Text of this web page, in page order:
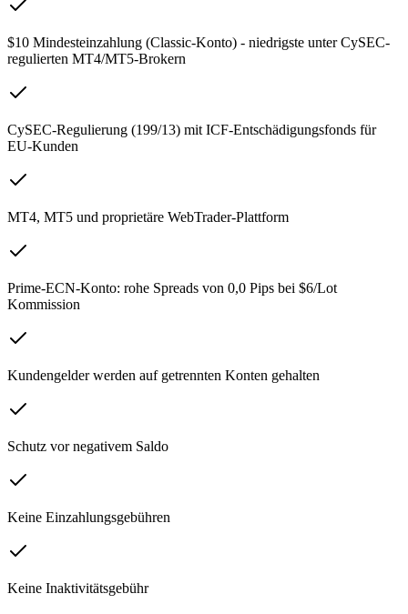
$10 Mindesteinzahlung (Classic-Konto) - niedrigste unter CySEC-
regulierten MT4/MT5-Brokern
CySEC-Regulierung (199/13) mit ICF-Entschädigungsfonds für
EU-Kunden
MT4, MT5 und proprietäre WebTrader-Plattform
Prime-ECN-Konto: rohe Spreads von 0,0 Pips bei $6/Lot
Kommission
Kundengelder werden auf getrennten Konten gehalten
Schutz vor negativem Saldo
Keine Einzahlungsgebühren
Keine Inaktivitätsgebühr